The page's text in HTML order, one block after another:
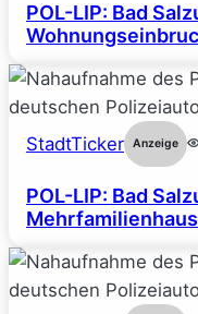
POL-LIP: Bad
StadtTicker Anzeige
POL-LIP: Bad